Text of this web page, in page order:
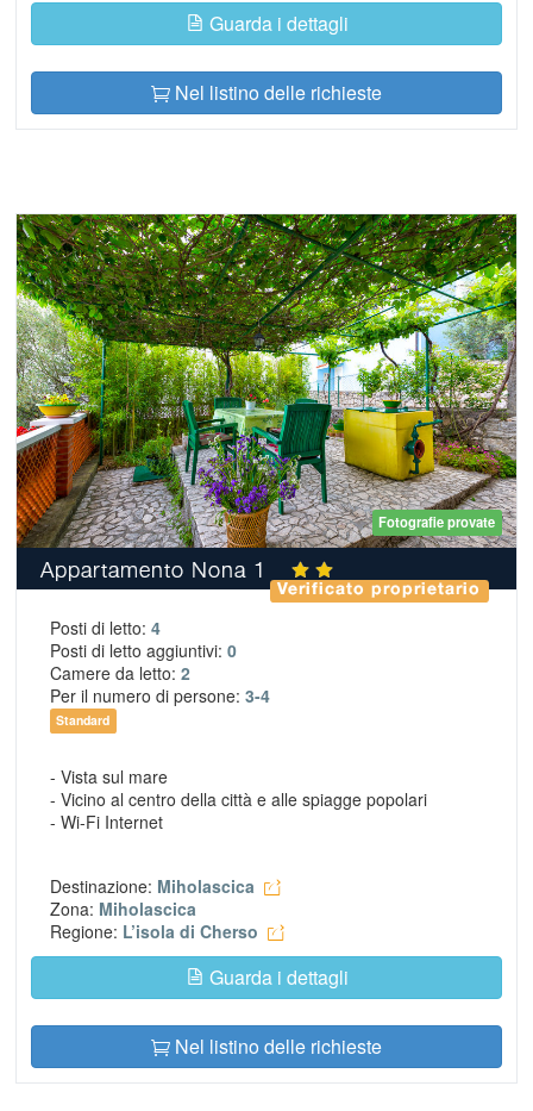
Guarda i dettagli
Nel listino delle richieste
Fotografie provate
Appartamento Nona 1
Verificato proprietario
Posti di letto: 4
Posti di letto aggiuntivi: 0
Camere da letto: 2
Per il numero di persone: 3-4
Standard
- Vista sul mare
- Vicino al centro della città e alle spiagge popolari
- Wi-Fi Internet
Destinazione: Miholascica
Zona: Miholascica
Regione: L’isola di Cherso
Guarda i dettagli
Nel listino delle richieste